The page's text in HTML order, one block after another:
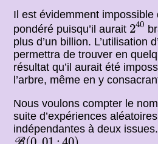
Il est évidemment impossible
pondéré puisqu’il aurait 240
240
plus d’un billion. L’utilisation
permettra de trouver en
résultat qu’il aurait été
l’arbre, même en y
Nous voulons compter le
suite d’expériences
indépendantes à deux
B(0,01;40).